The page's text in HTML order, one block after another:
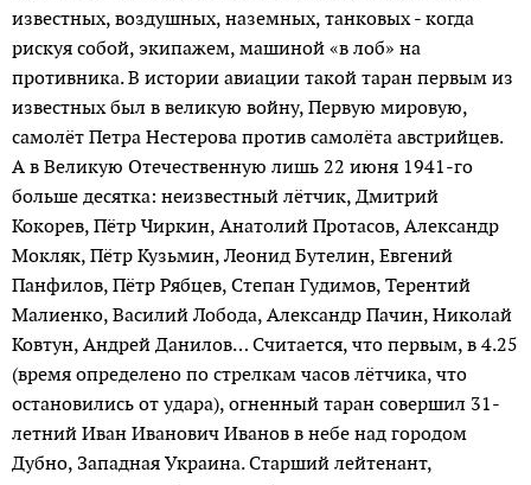
известных, воздушных, наземных, танковых - когда
рискуя собой, экипажем, машиной «в лоб» на
противника. В истории авиации такой таран первым из
известных был в великую войну, Первую мировую,
самолёт Петра Нестерова против самолёта австрийцев.
А в Великую Отечественную лишь 22 июня 1941-го
больше десятка: неизвестный лётчик, Дмитрий
Кокорев, Пётр Чиркин, Анатолий Протасов, Александр
Мокляк, Пётр Кузьмин, Леонид Бутелин, Евгений
Панфилов, Пётр Рябцев, Степан Гудимов, Терентий
Малиенко, Василий Лобода, Александр Пачин, Николай
Ковтун, Андрей Данилов… Считается, что первым, в 4.25
(время определено по стрелкам часов лётчика, что
остановились от удара), огненный таран совершил 31-
летний Иван Иванович Иванов в небе над городом
Дубно, Западная Украина. Старший лейтенант,